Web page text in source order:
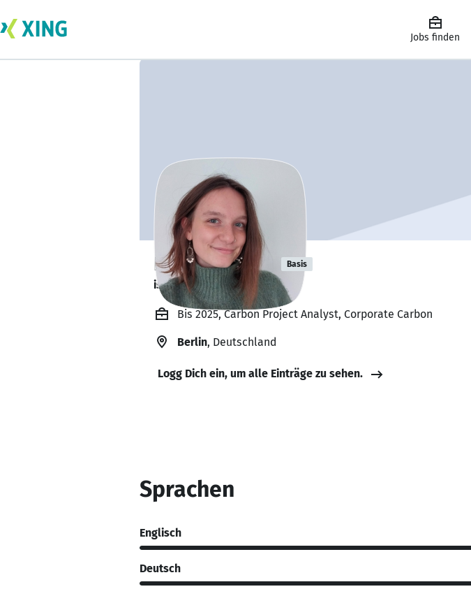
Jobs finden
Emily Howard Basis
ist offen für Projekte. 🔎
Bis 2025, Carbon Project Analyst, Corporate Carbon
Berlin, Deutschland
Logg Dich ein, um alle Einträge zu sehen.
Sprachen
Englisch
Deutsch